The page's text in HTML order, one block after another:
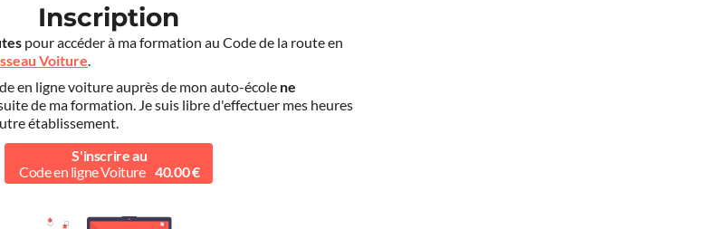
Inscription
pour accéder à ma formation au Code de la route en
Voiture.
en ligne voiture auprès de mon auto-école ne
de ma formation. Je suis libre d'effectuer mes heures
établissement.
S'inscrire au
Code en ligne Voiture 40.00 €